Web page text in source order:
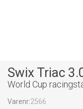
Swix Triac
World Cup
Varenr:2566